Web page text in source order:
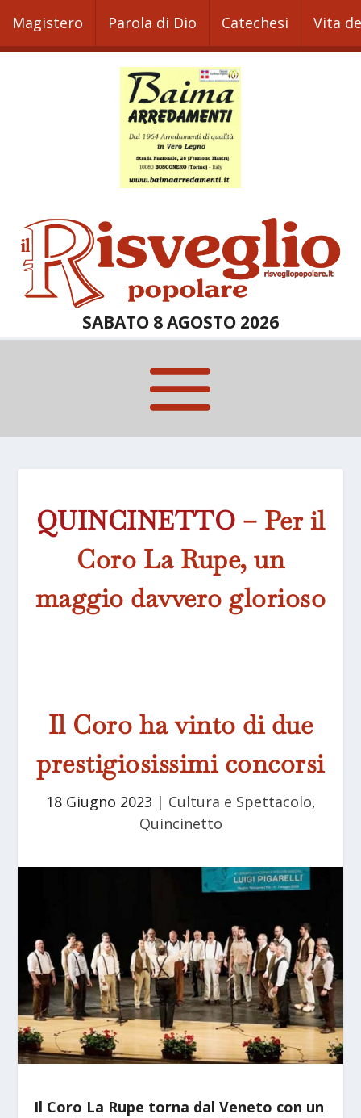
Magistero Parola di Dio Catechesi Vita
SABATO 8 AGOSTO 2026
QUINCINETTO – Per il
Coro La Rupe, un
maggio davvero glorioso
Il Coro ha vinto di due
prestigiosissimi concorsi
18 Giugno 2023 | Cultura e Spettacolo,
Quincinetto
Il Coro La Rupe torna dal Veneto con un